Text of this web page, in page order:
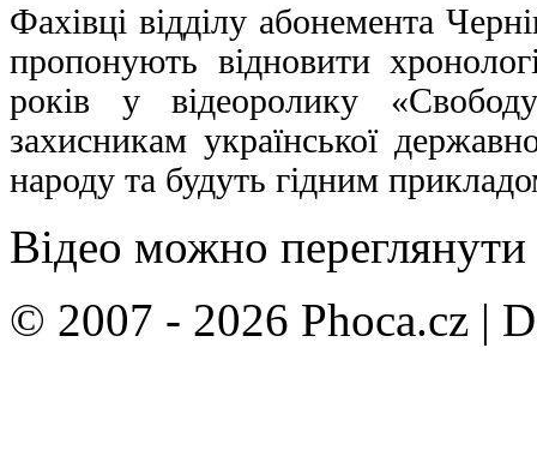
Фахівці відділу абонемента
пропонують відновити
років у відеоролику
захисникам української
народу та будуть гідним
Відео можно переглянути
© 2007 - 2026 Phoca.cz |